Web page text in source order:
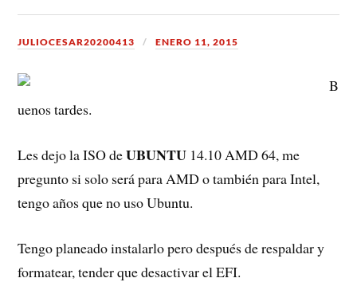
JULIOCESAR20200413 ENERO 11, 2015
B
uenos tardes.
Les dejo la ISO deUBUNTU 14.10 AMD 64, me
pregunto si solo será para AMD o también para Intel,
tengo años que no uso Ubuntu.
Tengo planeado instalarlo pero después de respaldar y
formatear, tender que desactivar el EFI.